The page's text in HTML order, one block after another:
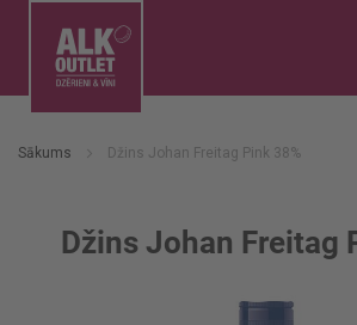
Sākums Džins Johan Freitag Pink 38%
Džins Johan Freitag